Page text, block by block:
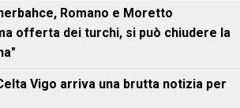
Romano e Moretto
offerta dei turchi, si può chiudere la
Vigo arriva una brutta notizia per